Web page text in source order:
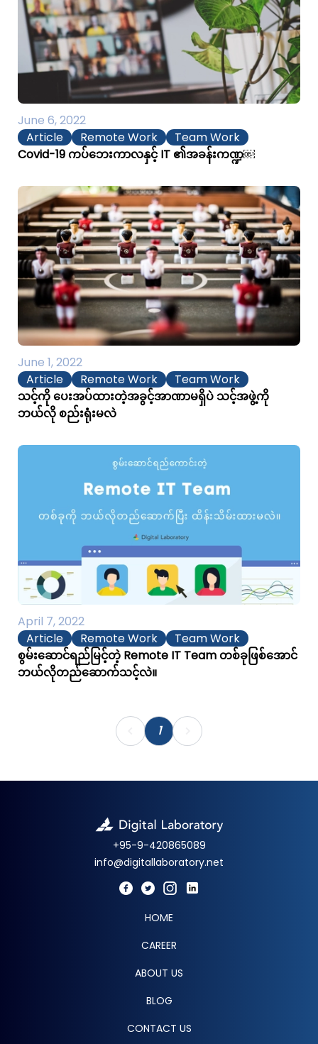
June 6, 2022
Article
Remote Work
Team Work
Covid-19 ကပ်ဘေးကာလနှင့် IT ၏အခန်းကဏ္ဍ￼
June 1, 2022
Article
Remote Work
Team Work
သင့်ကို ပေးအပ်ထားတဲ့အခွင့်အာဏာမရှိပဲ သင့်အဖွဲ့ကို
ဘယ်လို စည်းရုံးမလဲ
April 7, 2022
Article
Remote Work
Team Work
စွမ်းဆောင်ရည်မြင့်တဲ့ Remote IT Team တစ်ခုဖြစ်အောင်
ဘယ်လိုတည်ဆောက်သင့်လဲ။
1
+95-9-420865089
info@digitallaboratory.net
HOME
CAREER
ABOUT US
BLOG
CONTACT US